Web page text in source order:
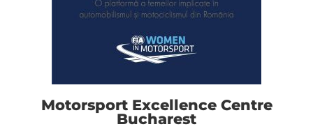
Motorsport Excellence Centre
Bucharest